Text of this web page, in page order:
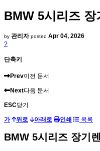
BMW 5시리즈
by 관리자 posted Apr 04, 2026
?
단축키
Prev이전 문서
Next다음 문서
ESC닫기
가 위로 아래로 인쇄 목록
BMW 5시리즈 장기